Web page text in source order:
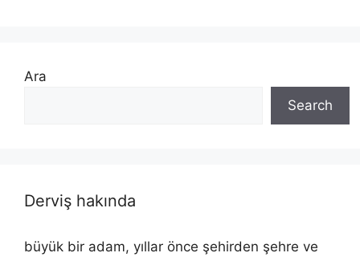
Ara
Search
Derviş hakında
büyük bir adam, yıllar önce şehirden şehre ve